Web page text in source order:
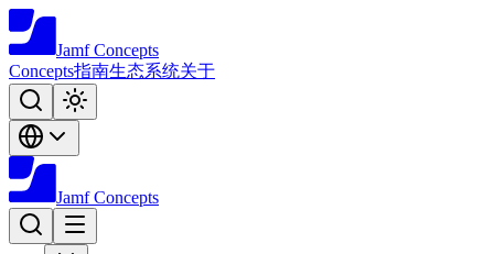
Jamf Concepts
Concepts指南生态系统关于
Jamf Concepts